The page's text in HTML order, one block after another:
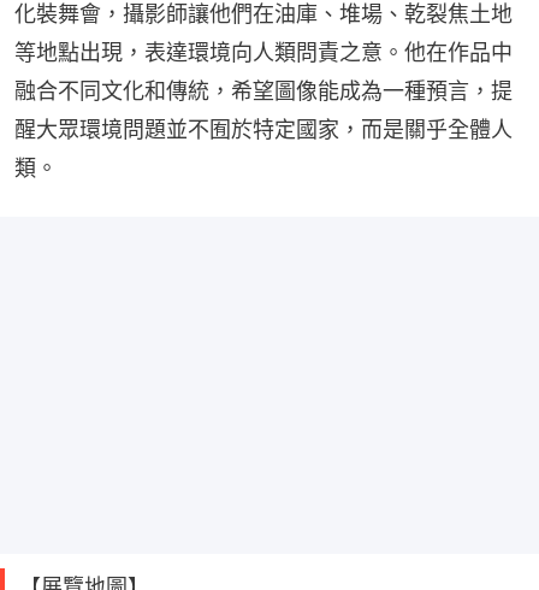
化裝舞會，攝影師讓他們在油庫、堆場、乾裂焦土地
等地點出現，表達環境向人類問責之意。他在作品中
融合不同文化和傳統，希望圖像能成為一種預言，提
醒大眾環境問題並不囿於特定國家，而是關乎全體人
類。